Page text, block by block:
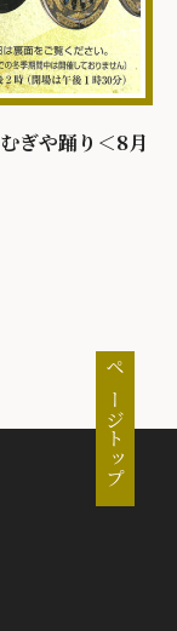
ぎや踊り＜8月
ページトップ